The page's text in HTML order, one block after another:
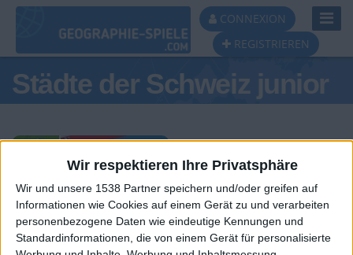
Wir respektieren Ihre Privatsphäre
Wir und unsere 1538 Partner speichern und/oder greifen auf
Informationen wie Cookies auf einem Gerät zu und verarbeiten
personenbezogene Daten wie eindeutige Kennungen und
Standardinformationen, die von einem Gerät für personalisierte
CONNEXION
REGISTRIEREN
Städte der Schweiz junior
Tagespodest
#1 #2 #3